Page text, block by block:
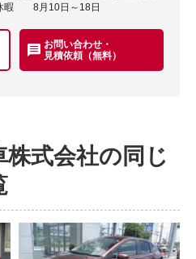
休暇 8月10日～18日
お問い合わせ・
見積依頼（無料）
式会社の同じ